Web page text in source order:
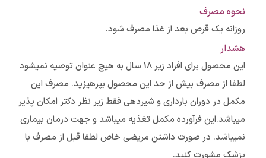
نحوه مصرف
روزانه یک قرص بعد از غذا مصرف شود.
هشدار
این محصول برای افراد زیر 18 سال به هیچ عنوان توصیه نمیشود
لطفا از مصرف بیش از حد این محصول بپرهیزید. مصرف این
مکمل در دوران بارداری و شیردهی فقط زیر نظر دکتر امکان پذیر
میباشد.این فرآورده مکمل تغذیه میباشد و جهت درمان بیماری
نمیباشد. در صورت داشتن مریضی خاص لطفا قبل از مصرف با